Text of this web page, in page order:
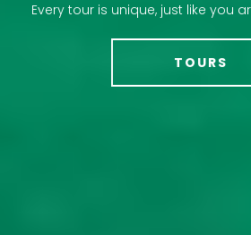
Every tour is unique, just like you
TOURS